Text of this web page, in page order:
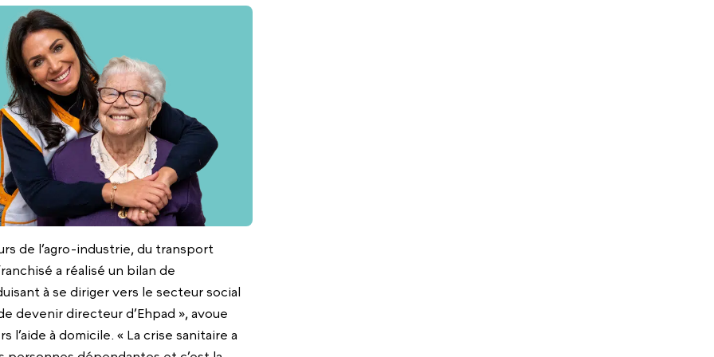
de l’agro-industrie, du transport
a réalisé un bilan de
à se diriger vers le secteur social
devenir directeur d’Ehpad », avoue
l’aide à domicile. « La crise sanitaire a